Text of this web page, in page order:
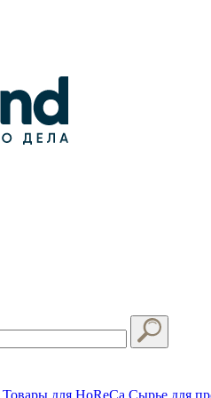
Товары для HoReCa Сырье для